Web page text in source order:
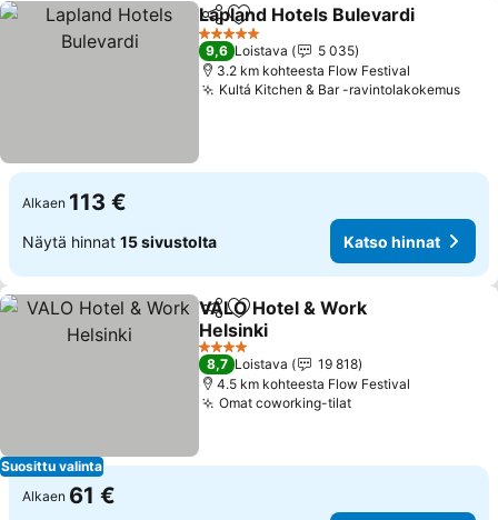
Jaa Lisää suosikkeihin
Lapland Hotels Bulevardi
5 Tähtiluokitus
9,6 Loistava
5 035
3.2 km kohteesta Flow Festival
Kultá Kitchen & Bar -ravintolakokemus
Alkaen 113 €
Näytä hinnat 15 sivustolta Katso hinnat
Suosittu valinta
Jaa Lisää suosikkeihin
VALO Hotel & Work
Helsinki
4 Tähtiluokitus
8,7 Loistava
19 818
4.5 km kohteesta Flow Festival
Omat coworking-tilat
Alkaen 61 €